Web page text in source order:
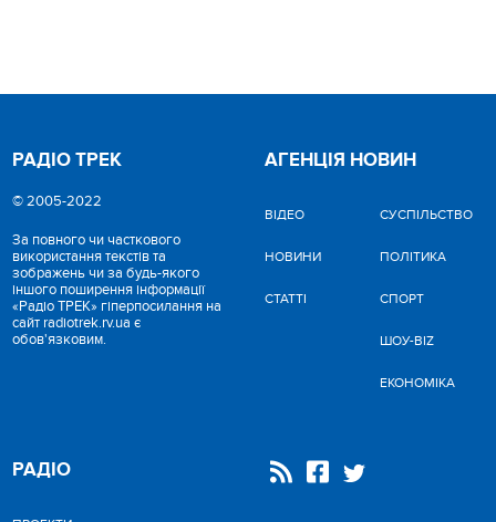
РАДІО ТРЕК
© 2005-2022
За повного чи часткового
використання текстів та
зображень чи за будь-якого
іншого поширення інформації
«Радіо ТРЕК» гіперпосилання на
сайт radiotrek.rv.ua є
обов'язковим.
АГЕНЦІЯ НОВИН
ВІДЕО
НОВИНИ
СТАТТІ
CУСПІЛЬСТВО
ПОЛІТИКА
СПОРТ
ШОУ-BIZ
ЕКОНОМІКА
РАДІО